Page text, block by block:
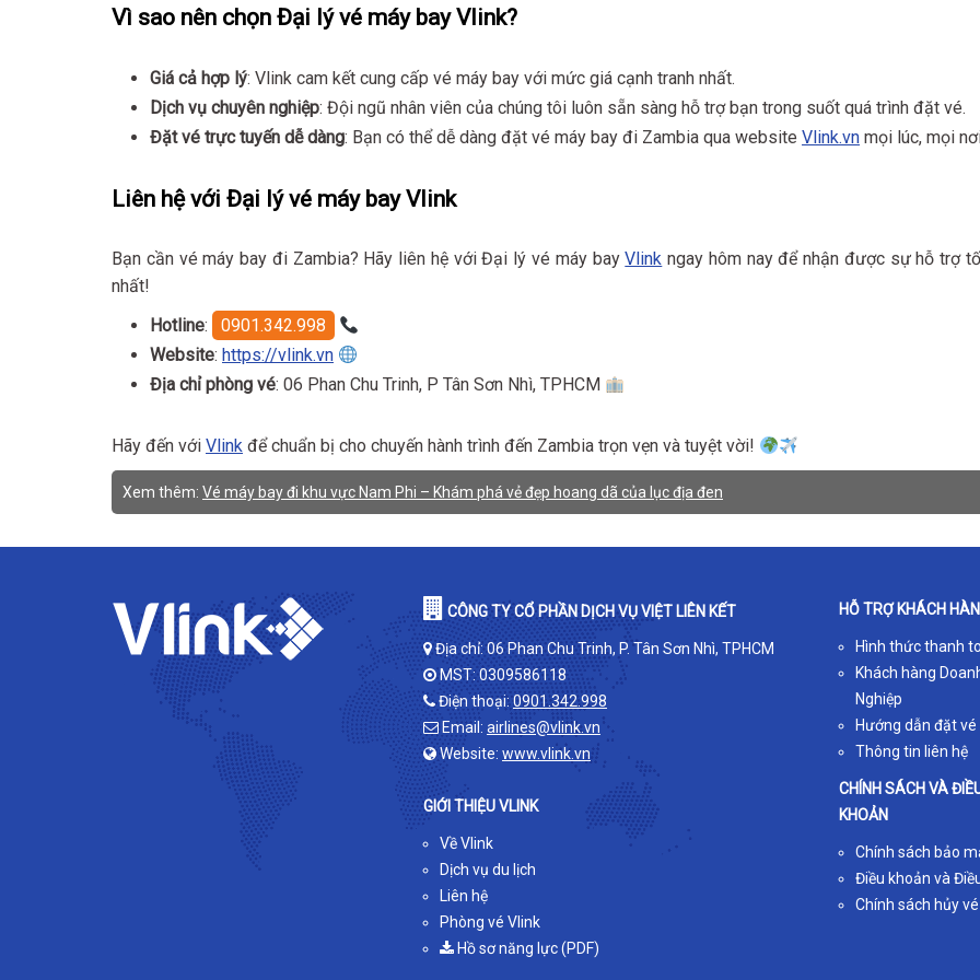
Vì sao nên chọn Đại lý vé máy bay Vlink?
Giá cả hợp lý: Vlink cam kết cung cấp vé máy bay với mức giá cạnh tranh nhất.
Dịch vụ chuyên nghiệp: Đội ngũ nhân viên của chúng tôi luôn sẵn sàng hỗ trợ bạn trong suốt quá trình đặt vé.
Đặt vé trực tuyến dễ dàng: Bạn có thể dễ dàng đặt vé máy bay đi Zambia qua website Vlink.vn mọi lúc, mọi
Liên hệ với Đại lý vé máy bay Vlink
Bạn cần vé máy bay đi Zambia? Hãy liên hệ với Đại lý vé máy bayVlink ngay hôm nay để nhận được sự hỗ trợ
nhất!
Hotline:
0901.342.998
Website: https://vlink.vn
Địa chỉ phòng vé: 06 Phan Chu Trinh, P Tân Sơn Nhì, TPHCM
Hãy đến với Vlink để chuẩn bị cho chuyến hành trình đến Zambia trọn vẹn và tuyệt vời!
Xem thêm: Vé máy bay đi khu vực Nam Phi – Khám phá vẻ đẹp hoang dã của lục địa đen
CÔNG TY CỔ PHẦN DỊCH VỤ VIỆT LIÊN KẾT
Địa chỉ: 06 Phan Chu Trinh, P. Tân Sơn Nhì, TPHCM
MST: 0309586118
Điện thoại: 0901.342.998
Email: airlines@vlink.vn
Website: www.vlink.vn
GIỚI THIỆU VLINK
Về Vlink
Dịch vụ du lịch
Liên hệ
Phòng vé Vlink
Hồ sơ năng lực (PDF)
HỖ TRỢ KHÁCH
Hình thức thanh
Khách hàng
Nghiệp
Hướng dẫn đặt vé
Thông tin liên hệ
CHÍNH SÁCH VÀ
KHOẢN
Chính sách bảo
Điều khoản và
Chính sách hủy vé